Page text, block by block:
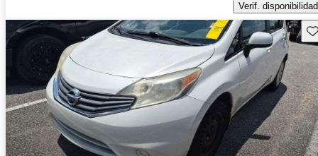
Verif. disponibilidad